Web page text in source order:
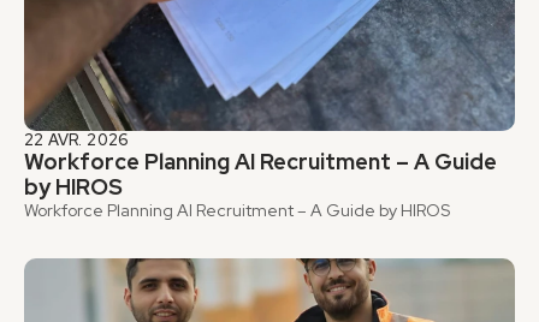
22 AVR. 2026
Workforce Planning AI Recruitment – A Guide
by HIROS
Workforce Planning AI Recruitment – A Guide by HIROS